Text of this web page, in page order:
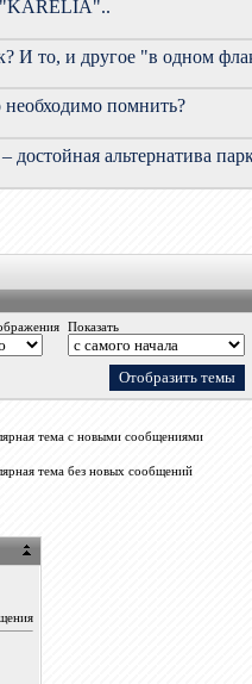
И то, и другое "в одном
помнить?
достойная альтернатива
Показать
тема с новыми сообщениями
тема без новых сообщений